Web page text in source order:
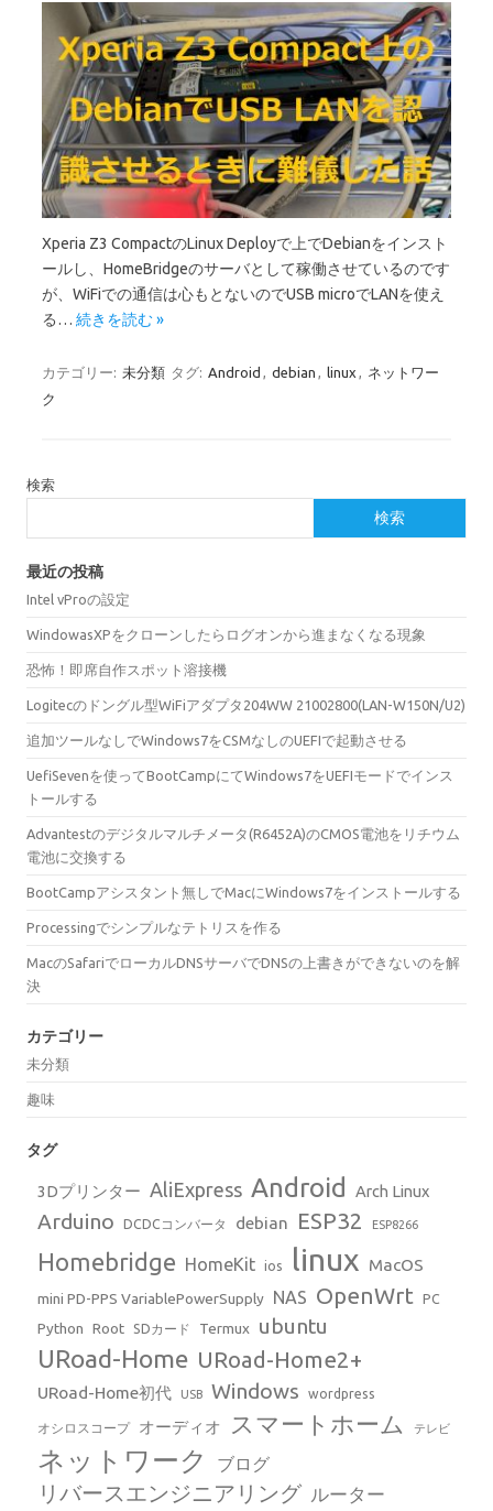
Xperia Z3 CompactのLinux Deployで上でDebianをインスト
ールし、HomeBridgeのサーバとして稼働させているのです
が、WiFiでの通信は心もとないのでUSB microでLANを使え
る… 続きを読む »
カテゴリー: 未分類 タグ: Android , debian , linux , ネットワー
ク
検索
検索
最近の投稿
Intel vProの設定
WindowasXPをクローンしたらログオンから進まなくなる現象
恐怖！即席自作スポット溶接機
Logitecのドングル型WiFiアダプタ204WW 21002800(LAN-W150N/U2)
追加ツールなしでWindows7をCSMなしのUEFIで起動させる
UefiSevenを使ってBootCampにてWindows7をUEFIモードでインス
トールする
Advantestのデジタルマルチメータ(R6452A)のCMOS電池をリチウム
電池に交換する
BootCampアシスタント無しでMacにWindows7をインストールする
Processingでシンプルなテトリスを作る
MacのSafariでローカルDNSサーバでDNSの上書きができないのを解
決
カテゴリー
未分類
趣味
タグ
3Dプリンター AliExpress Android Arch Linux
Arduino DCDCコンバータ debian ESP32 ESP8266
Homebridge HomeKit ios linux MacOS
mini PD-PPS VariablePowerSupply NAS OpenWrt PC
Python Root SDカード Termux ubuntu
URoad-Home URoad-Home2+
URoad-Home初代 USB Windows wordpress
オシロスコープ オーディオ スマートホーム テレビ
ネットワーク ブログ
リバースエンジニアリング ルーター